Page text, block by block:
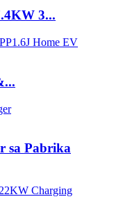
3...
sa Pabrika